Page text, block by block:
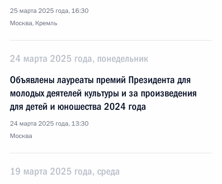
25 марта 2025 года, 16:30
Москва, Кремль
24 марта 2025 года, понедельник
Объявлены лауреаты премий Президента для
молодых деятелей культуры и за произведения
для детей и юношества 2024 года
24 марта 2025 года, 13:30
Москва
19 марта 2025 года, среда